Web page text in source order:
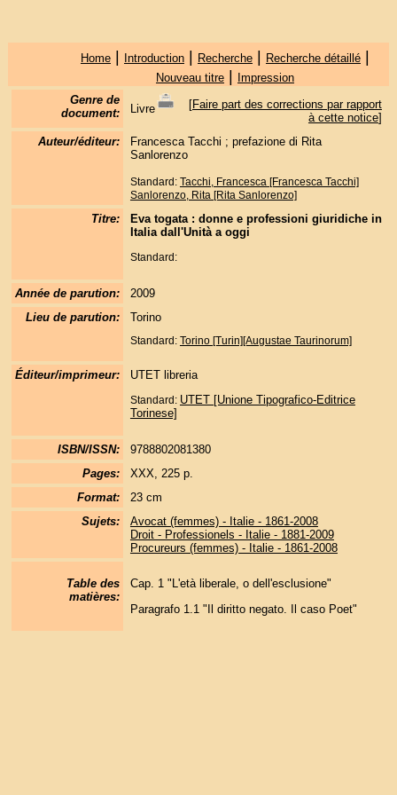
Home| Introduction| Recherche| Recherche détaillé|
Nouveau titre|
Impression
Genre de
document:
Livre [Faire part des corrections par rapport
à cette notice]
Auteur/éditeur:
Francesca Tacchi ; prefazione di Rita
Sanlorenzo
Standard: Tacchi, Francesca [Francesca Tacchi]
Sanlorenzo, Rita [Rita Sanlorenzo]
Titre:
Eva togata : donne e professioni giuridiche in
Italia dall'Unità a oggi
Standard:
Année de parution:
2009
Lieu de parution:
Torino
Standard: Torino [Turin][Augustae Taurinorum]
Éditeur/imprimeur: UTET libreria
Standard: UTET [Unione Tipografico-Editrice
Torinese]
ISBN/ISSN:
9788802081380
Pages:
XXX, 225 p.
Format:
23 cm
Sujets:
Avocat (femmes) - Italie - 1861-2008
Droit - Professionels - Italie - 1881-2009
Procureurs (femmes) - Italie - 1861-2008
Table des
matières:
Cap. 1 "L'età liberale, o dell'esclusione"
Paragrafo 1.1 "Il diritto negato. Il caso Poet"